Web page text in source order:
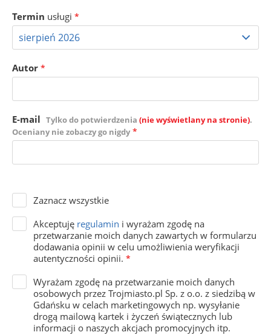
Termin usługi *
Autor *
E-mail Tylko do potwierdzenia (nie wyświetlany na stronie).
Oceniany nie zobaczy go nigdy *
Zaznacz wszystkie
Akceptuję regulamin i wyrażam zgodę na
przetwarzanie moich danych zawartych w formularzu
dodawania opinii w celu umożliwienia weryfikacji
autentyczności opinii. *
Wyrażam zgodę na przetwarzanie moich danych
osobowych przez Trojmiasto.pl Sp. z o.o. z siedzibą w
Gdańsku w celach marketingowych np. wysyłanie
drogą mailową kartek i życzeń świątecznych lub
informacji o naszych akcjach promocyjnych itp.